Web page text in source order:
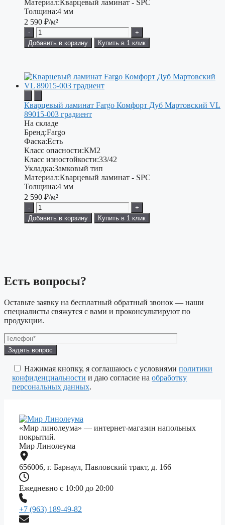
Материал:Кварцевый ламинат - SPC
Толщина:4 мм
2 590 ₽/м²
-
+
Добавить в корзину
Купить в 1 клик
Кварцевый ламинат Fargo Комфорт Дуб Мартовский VL
89015-003 градиент
На складе
Бренд:Fargo
Фаска:Есть
Класс опасности:КМ2
Класс изностойкости:33/42
Укладка:Замковый тип
Материал:Кварцевый ламинат - SPC
Толщина:4 мм
2 590 ₽/м²
-
+
Добавить в корзину
Купить в 1 клик
Есть вопросы?
Оставьте заявку на бесплатный обратный звонок — наши
специалисты свяжутся с вами и проконсультируют по
продукции.
Оставьте
это
поле
пустым.
Нажимая кнопку, я соглашаюсь с условиями политики
конфиденциальности и даю согласие на обработку
персональных данных.
«Мир линолеума» — интернет-магазин напольных
покрытий.
Мир Линолеума
656006, г. Барнаул, Павловский тракт, д. 166
Ежедневно с 10:00 до 20:00
+7 (963) 189-49-82